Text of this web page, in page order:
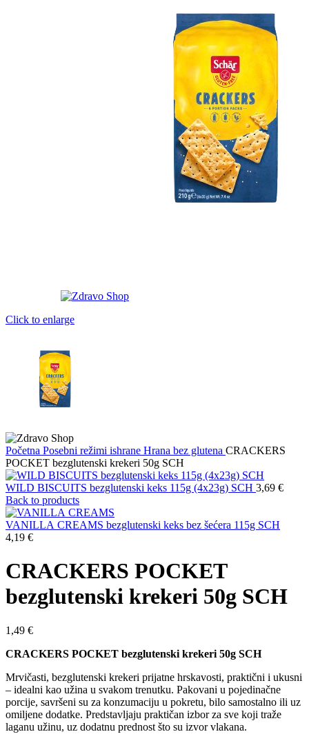
Click to enlarge
Početna Posebni režimi ishrane Hrana bez glutena CRACKERS
POCKET bezglutenski krekeri 50g SCH
WILD BISCUITS bezglutenski keks 115g (4x23g) SCH 3,69 €
Back to products
VANILLA CREAMS bezglutenski keks bez šećera 115g SCH
4,19 €
CRACKERS POCKET
bezglutenski krekeri 50g SCH
1,49 €
CRACKERS POCKET bezglutenski krekeri 50g SCH
Mrvičasti, bezglutenski krekeri prijatne hrskavosti, praktični i ukusni
– idealni kao užina u svakom trenutku. Pakovani u pojedinačne
porcije, savršeni su za konzumaciju u pokretu, bilo samostalno ili uz
omiljene dodatke. Predstavljaju praktičan izbor za sve koji traže
laganu užinu, uz dodatnu prednost što su izvor vlakana.